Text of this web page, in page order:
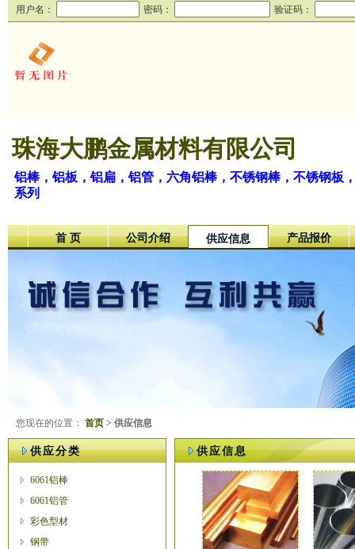
用户名： 密码： 验证码：
珠海大鹏金属材料有限公司
铝棒，铝板，铝扁，铝管，六角铝棒，不锈钢棒，不锈钢板，
系列
首 页 公司介绍 供应信息 产品报价
您现在的位置： 首页 > 供应信息
供应分类
6061铝棒
6061铝管
彩色型材
钢带
供应信息